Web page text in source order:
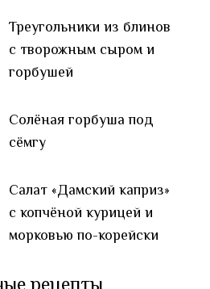
Треугольники из блинов
с творожным сыром и
горбушей
Солёная горбуша под
сёмгу
Салат «Дамский каприз»
с копчёной курицей и
морковью по-корейски